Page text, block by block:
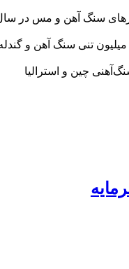
سال 2025 و نگاه تحلیلگران به
چین و استرالیا